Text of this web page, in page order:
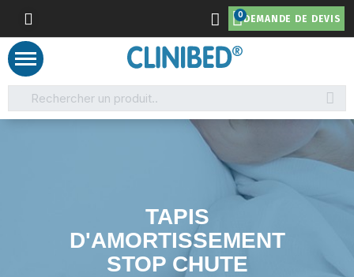
DEMANDE DE DEVIS
TAPIS
D'AMORTISSEMENT
STOP CHUTE